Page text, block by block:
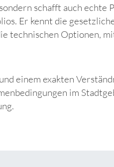
schafft auch echte
Er kennt die
technischen Optionen,
einem exakten
im